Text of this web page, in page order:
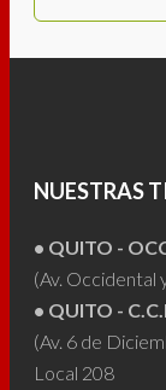
NUESTRAS
• QUITO -
(Av. Occidental
• QUITO -
(Av. 6 de
Local 208